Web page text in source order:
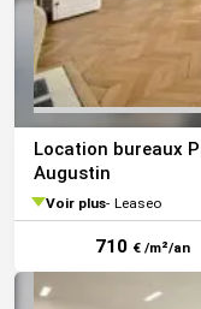
Location bureaux
Augustin
Voir plus Leaseo
710 € /m²/an